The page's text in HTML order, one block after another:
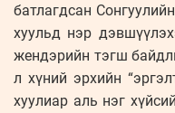
батлагдсан
хуульд нэр
жендэрийн тэгш
л хүний эрхийн
хуулиар аль нэг